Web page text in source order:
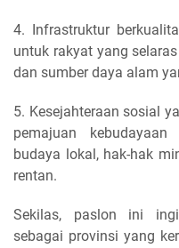
4. Infrastruktur
untuk rakyat yang
dan sumber daya alam
5. Kesejahteraan sosial
pemajuan
budaya lokal, hak-hak
rentan.
Sekilas, paslon ini
sebagai provinsi yang